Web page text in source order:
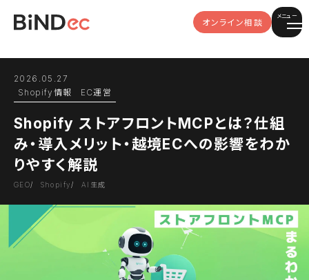
オンライン相談
メニュー
Shopify情報 EC運営
2026.05.27
Shopify ストアフロントMCPとは？仕組
み・導入メリット・越境ECへの影響をわか
りやすく解説
GEO Shopify AI生成